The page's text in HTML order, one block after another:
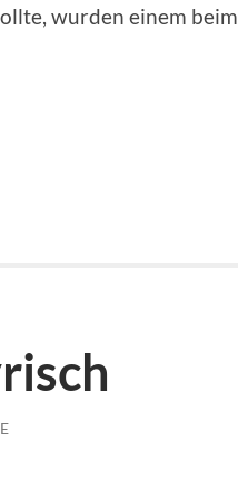
wurden einem beim